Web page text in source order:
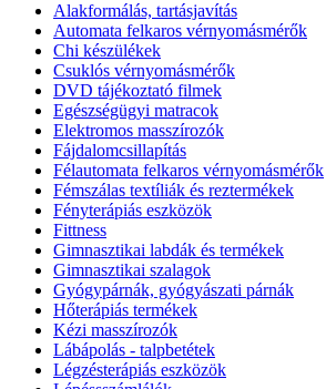
Alakformálás, tartásjavítás
Automata felkaros vérnyomásmérők
Chi készülékek
Csuklós vérnyomásmérők
DVD tájékoztató filmek
Egészségügyi matracok
Elektromos masszírozók
Fájdalomcsillapítás
Félautomata felkaros vérnyomásmérők
Fémszálas textíliák és reztermékek
Fényterápiás eszközök
Fittness
Gimnasztikai labdák és termékek
Gimnasztikai szalagok
Gyógypárnák, gyógyászati párnák
Hőterápiás termékek
Kézi masszírozók
Lábápolás - talpbetétek
Légzésterápiás eszközök